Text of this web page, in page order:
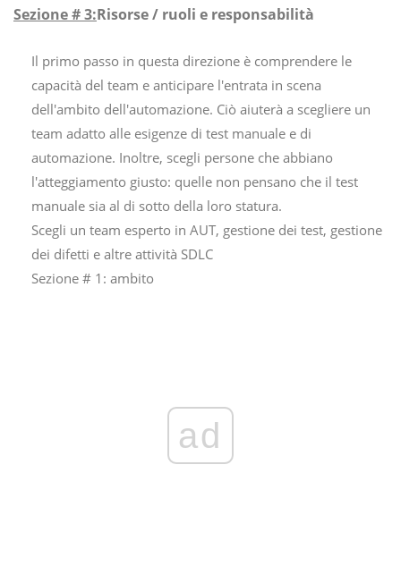
Sezione # 3:Risorse / ruoli e responsabilità
Il primo passo in questa direzione è comprendere le
capacità del team e anticipare l'entrata in scena
dell'ambito dell'automazione. Ciò aiuterà a scegliere un
team adatto alle esigenze di test manuale e di
automazione. Inoltre, scegli persone che abbiano
l'atteggiamento giusto: quelle non pensano che il test
manuale sia al di sotto della loro statura.
Scegli un team esperto in AUT, gestione dei test, gestione
dei difetti e altre attività SDLC
Sezione # 1: ambito
ad